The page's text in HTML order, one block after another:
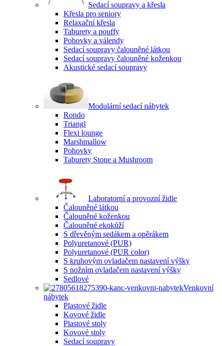
Sedací soupravy a křesla
Křesla pro seniory
Relaxační křesla
Taburety a pouffy
Pohovky a válendy
Sedací soupravy čalouněné látkou
Sedací soupravy čalouněné koženkou
Akustické sedací soupravy
Modulární sedací nábytek
Rondo
Triangl
Flexi lounge
Marshmallow
Pohovky
Taburety Stone a Mushroom
Laboratorní a provozní židle
Čalouněné látkou
Čalouněné koženkou
Čalouněné ekokůží
S dřevěným sedákem a opěrákem
Polyuretanové (PUR)
Polyuretanové (PUR color)
S kruhovým ovladačem nastavení výšky
S nožním ovladačem nastavení výšky
Sedlové
Venkovní
nábytek
Plastové židle
Kovové židle
Plastové stoly
Kovové stoly
Sedací soupravy